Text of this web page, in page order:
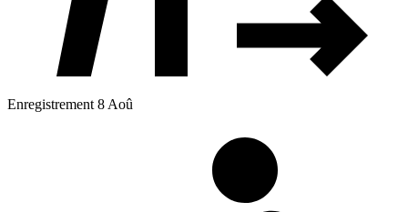
Enregistrement 8 Aoû